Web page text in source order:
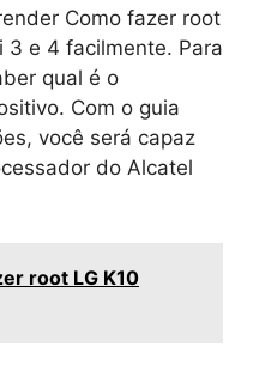
Como fazer root
3 e 4 facilmente. Para
qual é o
Com o guia
você será capaz
do Alcatel
root LG K10